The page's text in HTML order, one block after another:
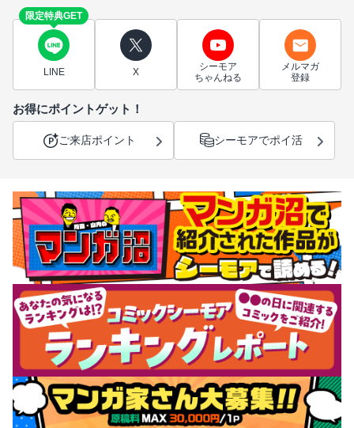
限定特典GET
LINE X
シーモア
ちゃんねる
メルマガ
登録
お得にポイントゲット！
ご来店ポイント シーモアでポイ活